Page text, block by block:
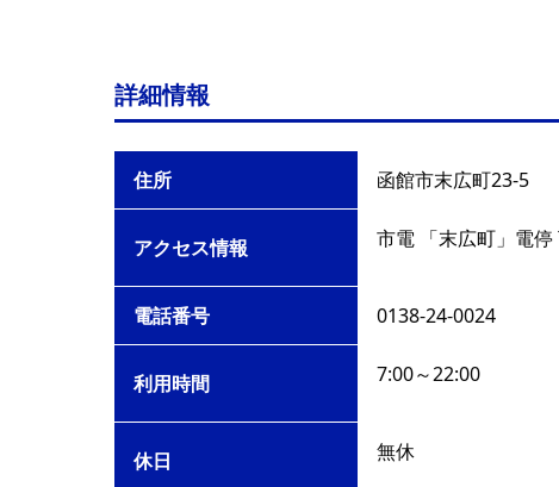
詳細情報
住所 函館市末広町23-5
アクセス情報 市電 「末広町」電
電話番号 0138-24-0024
利用時間 7:00～22:00
休日 無休